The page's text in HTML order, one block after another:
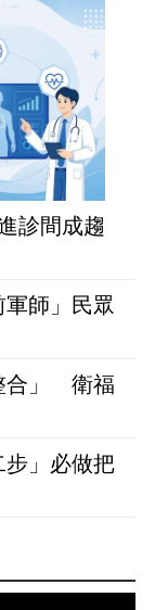
診間成趨
師」民眾
合」 衛福
」必做把